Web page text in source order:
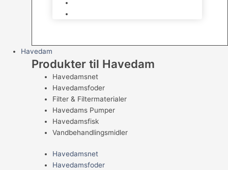
Havedam
Produkter til Havedam
Havedamsnet
Havedamsfoder
Filter & Filtermaterialer
Havedams Pumper
Havedamsfisk
Vandbehandlingsmidler
Havedamsnet
Havedamsfoder